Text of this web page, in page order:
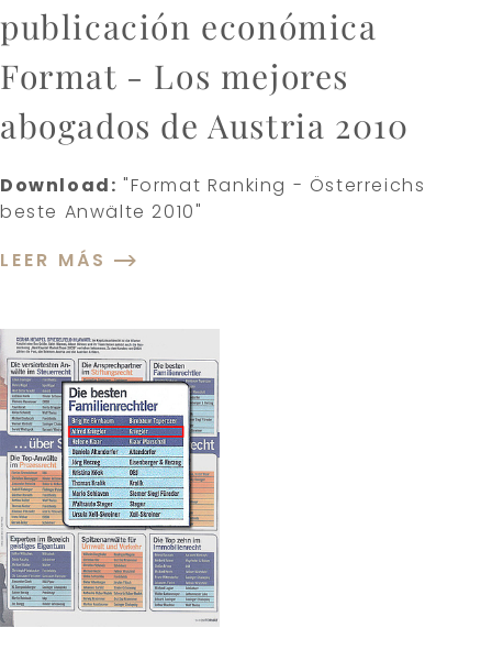
publicación económica
Format - Los mejores
abogados de Austria 2010
Download: "Format Ranking - Österreichs
beste Anwälte 2010"
LEER MÁS